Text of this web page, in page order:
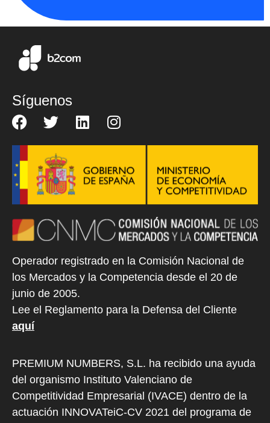
Síguenos
Operador registrado en la Comisión Nacional de
los Mercados y la Competencia desde el 20 de
junio de 2005.
Lee el Reglamento para la Defensa del Cliente
aquí
PREMIUM NUMBERS, S.L. ha recibido una ayuda
del organismo Instituto Valenciano de
Competitividad Empresarial (IVACE) dentro de la
actuación INNOVATeiC-CV 2021 del programa de